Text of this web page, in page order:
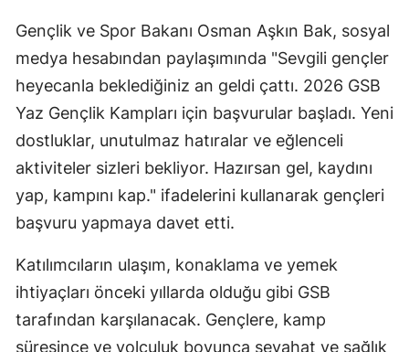
Gençlik ve Spor Bakanı Osman Aşkın Bak, sosyal
medya hesabından paylaşımında "Sevgili gençler
heyecanla beklediğiniz an geldi çattı. 2026 GSB
Yaz Gençlik Kampları için başvurular başladı. Yeni
dostluklar, unutulmaz hatıralar ve eğlenceli
aktiviteler sizleri bekliyor. Hazırsan gel, kaydını
yap, kampını kap." ifadelerini kullanarak gençleri
başvuru yapmaya davet etti.
Katılımcıların ulaşım, konaklama ve yemek
ihtiyaçları önceki yıllarda olduğu gibi GSB
tarafından karşılanacak. Gençlere, kamp
süresince ve yolculuk boyunca seyahat ve sağlık